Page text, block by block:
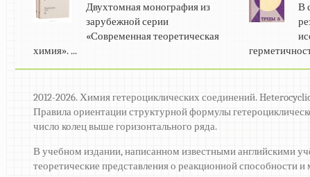
Двухтомная монография из
зарубежной серии
«Современная теоретическая
химия». ...
В
2012-2026. Химия гетероциклических соединений.
Правила ориентации структурной формулы
число колец выше горизонтального ряда.
В учебном издании, написанном известными английскими
теоретические представления о реакционной способности